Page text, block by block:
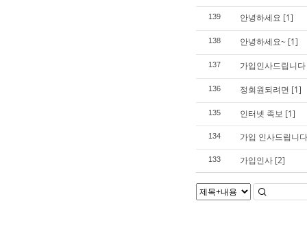
139 안녕하세요 [1]
138 안녕하세요~ [1]
137 가입인사드립니다
136 정회원되려면 [1]
135 인터넷 족보 [1]
134 가입 인사드립니
133 가입인사 [2]